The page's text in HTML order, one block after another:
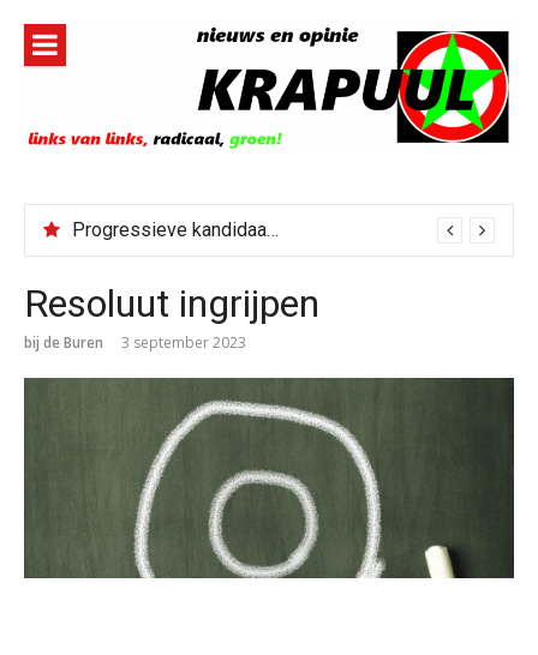
inhoud
Progressieve kandidaat El-Sayed senaatskandidaat Michigan
Resoluut ingrijpen
bij de Buren 3 september 2023